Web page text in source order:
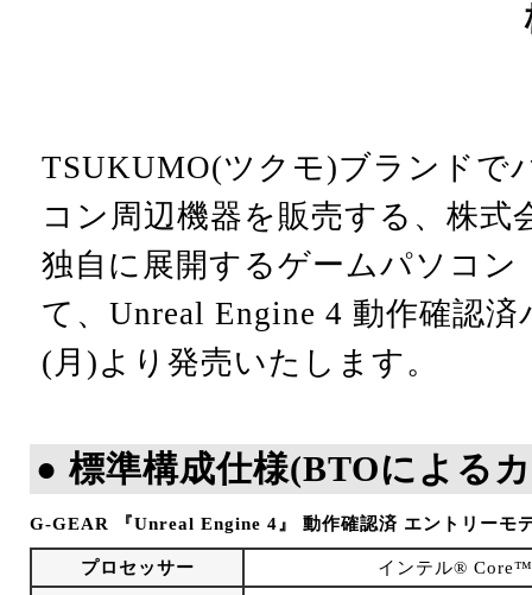
TSUKUMO(ツクモ)ブランドで
コン周辺機器を販売する、株式
独自に展開するゲームパソコン
て、Unreal Engine 4 動作確認
(月)より発売いたします。
● 標準構成仕様(BTOによる
G-GEAR 『Unreal Engine 4』 動作確認済 エントリーモ
プロセッサー
インテル®